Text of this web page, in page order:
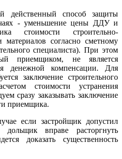
действенный способ защиты
- уменьшение цены ДДУ и
стоимости строительно-
материалов согласно сметному
специалиста). При этом
приемщиком, не является
денежной компенсации. Для
заключение строительного
стоимости устранения
сразу заказывать заключение
приемщика.
если застройщик допустил
дольщик вправе расторгнуть
доказать существенность